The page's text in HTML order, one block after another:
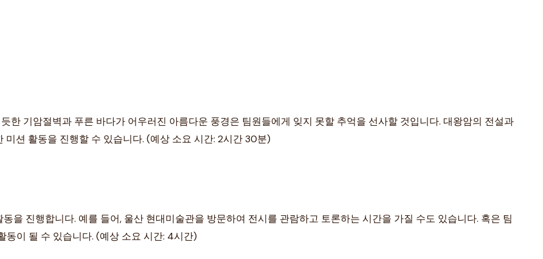
한 기암절벽과 푸른 바다가 어우러진 아름다운 풍경은 팀원들에게 잊지 못할 추억을 선사할 것입니다. 대왕암의 전설과
션 활동을 진행할 수 있습니다. (예상 소요 시간: 2시간 30분)
을 진행합니다. 예를 들어, 울산 현대미술관을 방문하여 전시를 관람하고 토론하는 시간을 가질 수도 있습니다. 혹은 팀
동이 될 수 있습니다. (예상 소요 시간: 4시간)